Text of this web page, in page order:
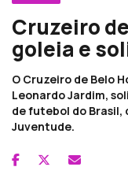
Cruzeiro
goleia e
O Cruzeiro de Belo
Leonardo Jardim,
de futebol do Brasil,
Juventude.